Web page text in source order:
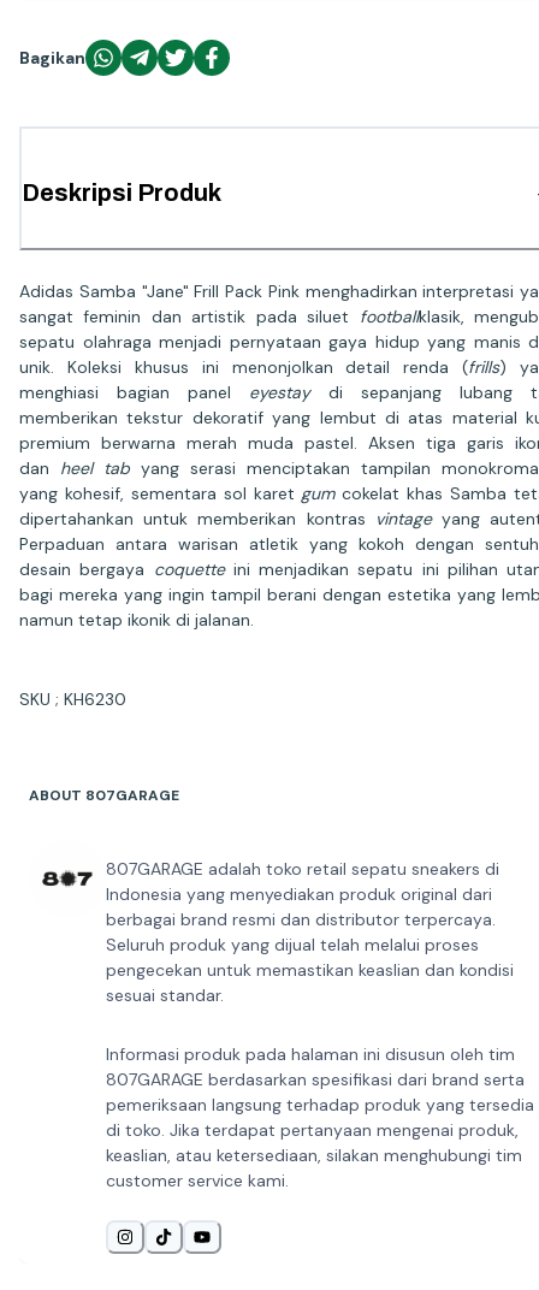
Bagikan
Deskripsi Produk
Adidas Samba "Jane" Frill Pack Pink menghadirkan interpretasi
sangat feminin dan artistik pada siluet footballklasik,
sepatu olahraga menjadi pernyataan gaya hidup yang manis
unik. Koleksi khusus ini menonjolkan detail renda (frills)
menghiasi bagian panel eyestaydi sepanjang lubang
memberikan tekstur dekoratif yang lembut di atas material
premium berwarna merah muda pastel. Aksen tiga garis
dan heel tab yang serasi menciptakan tampilan
yang kohesif, sementara sol karet gumcokelat khas Samba
dipertahankan untuk memberikan kontras
vintageyang
Perpaduan antara warisan atletik yang kokoh dengan
desain bergaya coquetteini menjadikan sepatu ini pilihan
bagi mereka yang ingin tampil berani dengan estetika yang
namun tetap ikonik di jalanan.
SKU ; KH6230
ABOUT 807GARAGE
807GARAGE adalah toko retail sepatu sneakers di
Indonesia yang menyediakan produk original dari
berbagai brand resmi dan distributor terpercaya.
Seluruh produk yang dijual telah melalui proses
pengecekan untuk memastikan keaslian dan kondisi
sesuai standar.
Informasi produk pada halaman ini disusun oleh tim
807GARAGE berdasarkan spesifikasi dari brand serta
pemeriksaan langsung terhadap produk yang tersedia
di toko. Jika terdapat pertanyaan mengenai produk,
keaslian, atau ketersediaan, silakan menghubungi tim
customer service kami.